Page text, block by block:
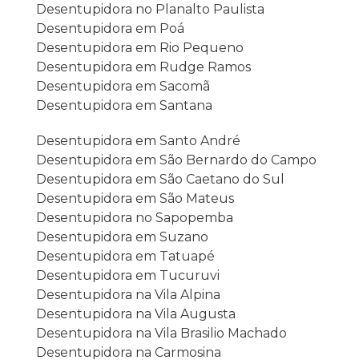
Desentupidora no Planalto Paulista
Desentupidora em Poá
Desentupidora em Rio Pequeno
Desentupidora em Rudge Ramos
Desentupidora em Sacomã
Desentupidora em Santana
Desentupidora em Santo André
Desentupidora em São Bernardo do Campo
Desentupidora em São Caetano do Sul
Desentupidora em São Mateus
Desentupidora no Sapopemba
Desentupidora em Suzano
Desentupidora em Tatuapé
Desentupidora em Tucuruvi
Desentupidora na Vila Alpina
Desentupidora na Vila Augusta
Desentupidora na Vila Brasilio Machado
Desentupidora na Carmosina